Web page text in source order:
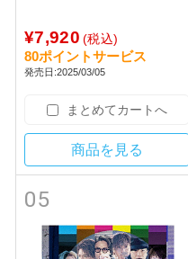
¥7,920 (税込)
80ポイントサービス
発売日:2025/03/05
まとめてカートへ
商品を見る
05